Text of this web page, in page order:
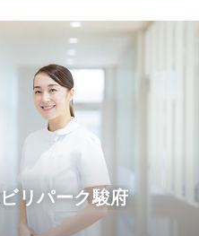
リパーク駿府